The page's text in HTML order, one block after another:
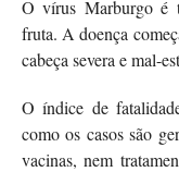
O vírus Marburgo é
fruta. A doença
cabeça severa e mal-
O índice de
como os casos são
vacinas, nem